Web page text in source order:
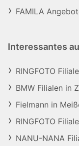
FAMILA
Interessantes
RINGFOTO
BMW Filialen in
Fielmann in
RINGFOTO
NANU-NANA